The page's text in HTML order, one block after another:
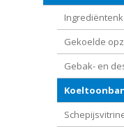
Gekoelde
Gebak- en